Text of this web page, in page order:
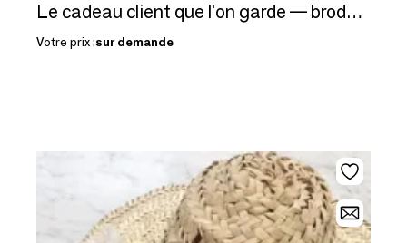
Le cadeau client que l'on garde — brodé à votre nom, 26 couleurs
Votre prix :sur demande